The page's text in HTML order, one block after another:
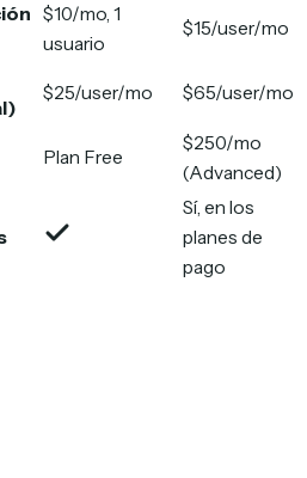
$10/mo, 1
usuario
$15/user/mo
$25/user/mo $65/user/mo
Plan Free
$250/mo
(Advanced)
Sí, en los
planes de
pago